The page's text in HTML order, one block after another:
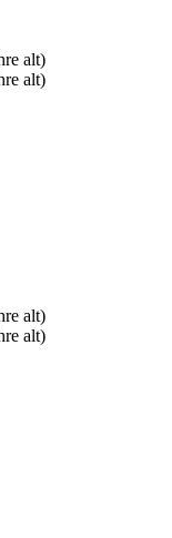
alt)
alt)
alt)
alt)